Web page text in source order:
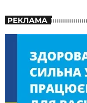
РЕКЛАМА